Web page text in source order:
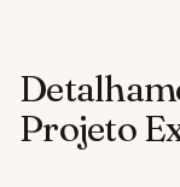
Projeto